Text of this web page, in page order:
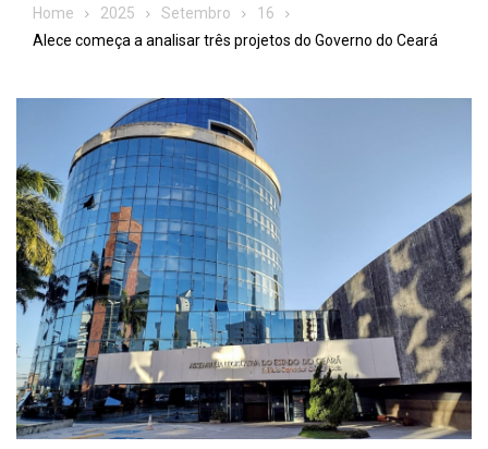
Home 2025 Setembro
16
Alece começa a analisar três projetos do Governo do Ceará